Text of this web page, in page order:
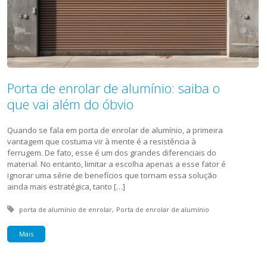
Porta de enrolar de alumínio: saiba o
que vai além do óbvio
Quando se fala em porta de enrolar de alumínio, a primeira
vantagem que costuma vir à mente é a resistência à
ferrugem. De fato, esse é um dos grandes diferenciais do
material. No entanto, limitar a escolha apenas a esse fator é
ignorar uma série de benefícios que tornam essa solução
ainda mais estratégica, tanto […]
Tagged with:
porta de alumínio de enrolar Porta de enrolar de alumínio
Mais